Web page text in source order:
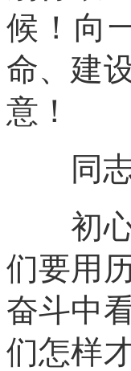
候！向
命、建
意！
同志
初心
们要用
奋斗中
们怎样